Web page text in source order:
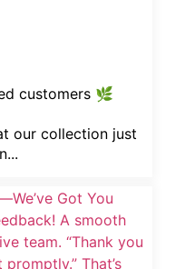
customers 🌿
our collection just